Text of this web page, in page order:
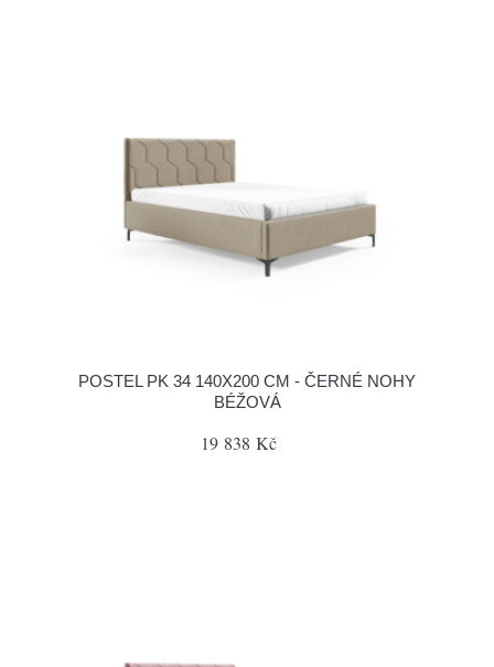
POSTEL PK 34 140X200 CM - ČERNÉ NOHY
BÉŽOVÁ
19 838 Kč